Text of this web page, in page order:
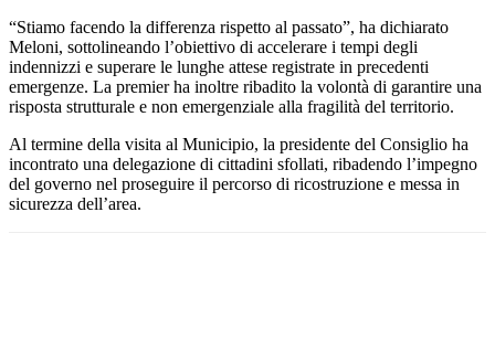
“Stiamo facendo la differenza rispetto al passato”, ha dichiarato
Meloni, sottolineando l’obiettivo di accelerare i tempi degli
indennizzi e superare le lunghe attese registrate in precedenti
emergenze. La premier ha inoltre ribadito la volontà di garantire una
risposta strutturale e non emergenziale alla fragilità del territorio.
Al termine della visita al Municipio, la presidente del Consiglio ha
incontrato una delegazione di cittadini sfollati, ribadendo l’impegno
del governo nel proseguire il percorso di ricostruzione e messa in
sicurezza dell’area.